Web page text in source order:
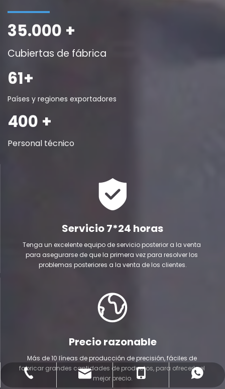
35.000 +
Cubiertas de fábrica
61+
Países y regiones exportadores
400 +
Personal técnico
Servicio 7*24 horas
Tenga un excelente equipo de servicio posterior a la venta
para asegurarse de que la primera vez para resolver los
problemas posteriores a la venta de los clientes.
Precio razonable
Más de 10 líneas de producción de precisión, fáciles de
fabricar grandes cantidades de productos, para ofrecerle el
mejor precio.
+86-21-5187 6643
Correo electrónico
+86-13916895529
Whatsapp